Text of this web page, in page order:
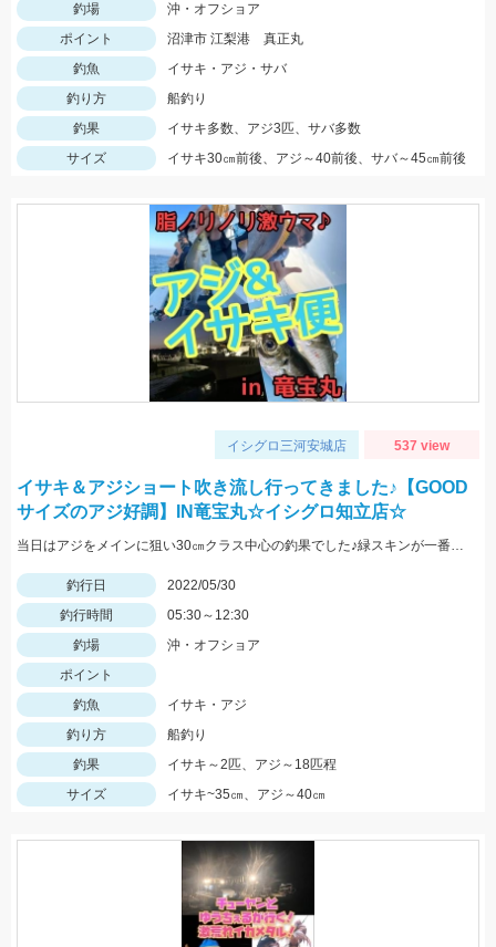
釣場
沖・オフショア
ポイント
沼津市 江梨港 真正丸
釣魚
イサキ・アジ・サバ
釣り方
船釣り
釣果
イサキ多数、アジ3匹、サバ多数
サイズ
イサキ30㎝前後、アジ～40前後、サバ～45㎝前後
イシグロ三河安城店 537 view
イサキ＆アジショート吹き流し行ってきました♪【GOOD
サイズのアジ好調】IN竜宝丸☆イシグロ知立店☆
当日はアジをメインに狙い30㎝クラス中心の釣果でした♪緑スキンが一番反応が良く連掛けもありましたよ♪
釣行日
2022/05/30
釣行時間
05:30～12:30
釣場
沖・オフショア
ポイント
釣魚
イサキ・アジ
釣り方
船釣り
釣果
イサキ～2匹、アジ～18匹程
サイズ
イサキ~35㎝、アジ～40㎝